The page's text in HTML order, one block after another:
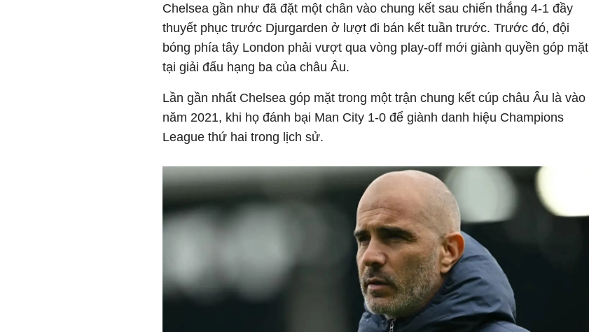
Chelsea gần như đã đặt một chân vào chung kết sau chiến thắng 4-1 đầy
thuyết phục trước Djurgarden ở lượt đi bán kết tuần trước. Trước đó, đội
bóng phía tây London phải vượt qua vòng play-off mới giành quyền góp mặt
tại giải đấu hạng ba của châu Âu.
Lần gần nhất Chelsea góp mặt trong một trận chung kết cúp châu Âu là vào
năm 2021, khi họ đánh bại Man City 1-0 để giành danh hiệu Champions
League thứ hai trong lịch sử.